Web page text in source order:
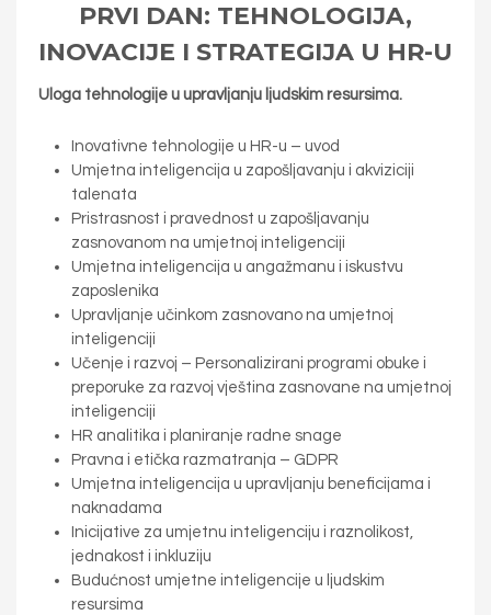
PRVI DAN: TEHNOLOGIJA,
INOVACIJE I STRATEGIJA U HR-U
Uloga tehnologije u upravljanju ljudskim resursima.
Inovativne tehnologije u HR-u – uvod
Umjetna inteligencija u zapošljavanju i akviziciji
talenata
Pristrasnost i pravednost u zapošljavanju
zasnovanom na umjetnoj inteligenciji
Umjetna inteligencija u angažmanu i iskustvu
zaposlenika
Upravljanje učinkom zasnovano na umjetnoj
inteligenciji
Učenje i razvoj – Personalizirani programi obuke i
preporuke za razvoj vještina zasnovane na umjetnoj
inteligenciji
HR analitika i planiranje radne snage
Pravna i etička razmatranja – GDPR
Umjetna inteligencija u upravljanju beneficijama i
naknadama
Inicijative za umjetnu inteligenciju i raznolikost,
jednakost i inkluziju
Budućnost umjetne inteligencije u ljudskim
resursima